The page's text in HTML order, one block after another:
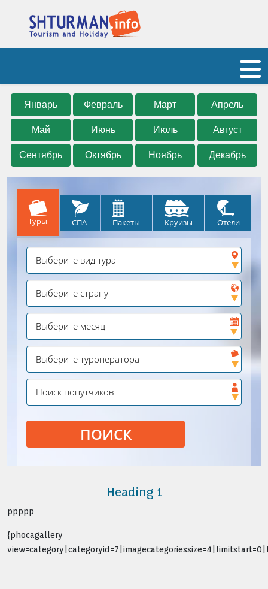
Январь Февраль Март Апрель
Май Июнь Июль Август
Сентябрь Октябрь Ноябрь Декабрь
Туры СПА Пакеты Круизы Отели
ПОИСК
Heading 1
ppppp
{phocagallery